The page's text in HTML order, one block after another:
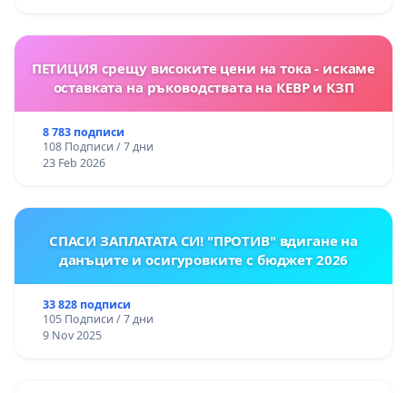
ПЕТИЦИЯ срещу високите цени на тока - искаме
оставката на ръководствата на КЕВР и КЗП
8 783 подписи
108 Подписи / 7 дни
23 Feb 2026
СПАСИ ЗАПЛАТАТА СИ! "ПРОТИВ" вдигане на
данъците и осигуровките с бюджет 2026
33 828 подписи
105 Подписи / 7 дни
9 Nov 2025